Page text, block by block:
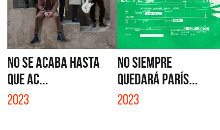
NO SE ACABA HASTA
QUE AC...
2023
NO SIEMPRE
QUEDARÁ PARÍS...
2023